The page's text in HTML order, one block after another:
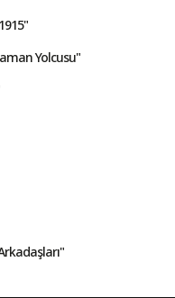
Yolcusu"